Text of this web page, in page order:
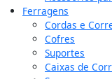
Ferragens
Cordas e
Cofres
Suportes
Caixas de